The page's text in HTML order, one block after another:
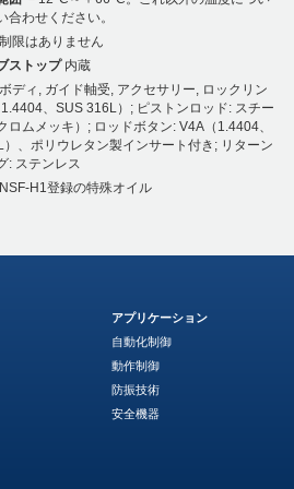
合わせください。
制限はありません
ストップ内蔵
ディ, ガイド軸受, アクセサリー, ロックリン
、SUS 316L）; ピストンロッド: スチー
ロムメッキ）; ロッドボタン: V4A（1.4404、
、ポリウレタン製インサート付き; リターン
: ステンレス
H1登録の特殊オイル
アプリケーション
自動化制御
動作制御
防振技術
安全機器